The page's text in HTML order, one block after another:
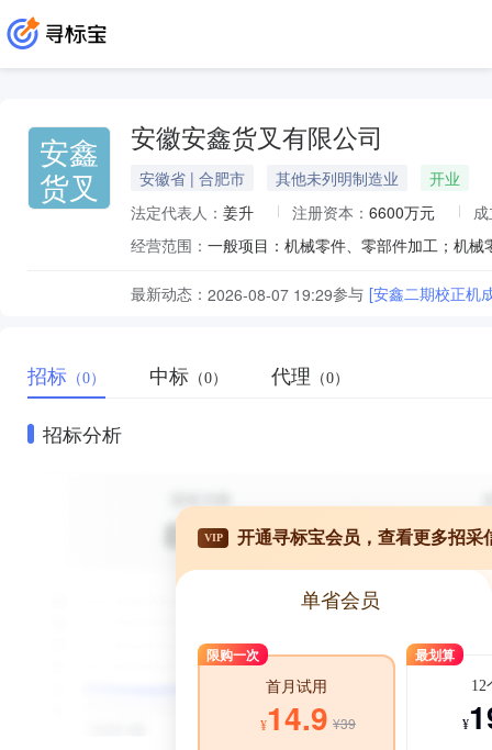
安鑫
货叉
安徽安鑫货叉有限公司
安徽省 | 合肥市 其他未列明制造业
开业
法定代表人： 姜升 注册资本： 6600万元
经营范围：
最新动态： 2026-08-07 19:29参与 [安鑫二期校正机
招标 （0） 中标 （0） 代理 （0）
招标分析
VIP 开通寻标宝会员，查看更多招采
单省会员
限购一次
首月试用
¥14.9 ¥39
最划算
12
¥